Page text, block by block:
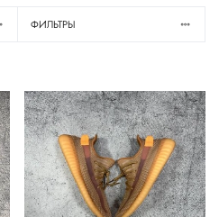
ФИЛЬТРЫ